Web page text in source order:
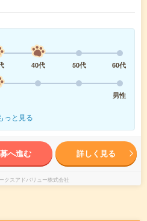
40代 50代
60代
男性
っと見る
へ進む 詳しく見る
クスアドバリュー株式会社